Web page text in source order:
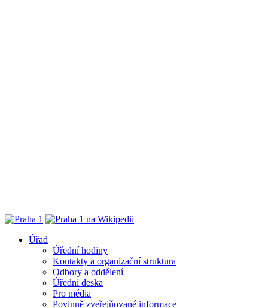
Úřad
Úřední hodiny
Kontakty a organizační struktura
Odbory a oddělení
Úřední deska
Pro média
Povinně zveřejňované informace